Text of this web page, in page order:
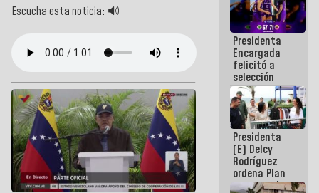
Escucha esta noticia: 🔊
Presidenta
Encargada
felicitó a
selección
femenina de
baloncesto
por su
clasificación
a la
AmeriCup
2027
Presidenta
(E) Delcy
Rodríguez
ordena Plan
maestro de